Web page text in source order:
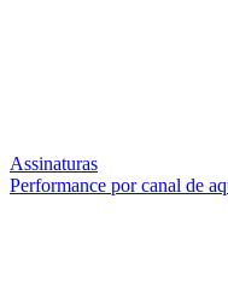
Assinaturas
Performance por canal de